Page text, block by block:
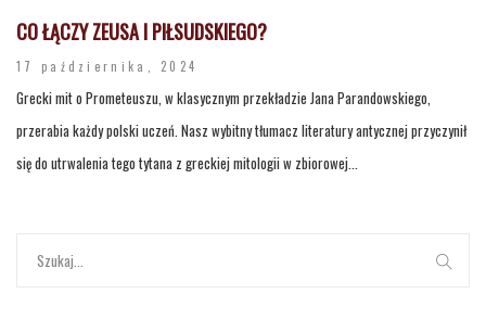
CO ŁĄCZY ZEUSA I PIŁSUDSKIEGO?
17 października, 2024
Grecki mit o Prometeuszu, w klasycznym przekładzie Jana Parandowskiego,
przerabia każdy polski uczeń. Nasz wybitny tłumacz literatury antycznej przyczynił
się do utrwalenia tego tytana z greckiej mitologii w zbiorowej...